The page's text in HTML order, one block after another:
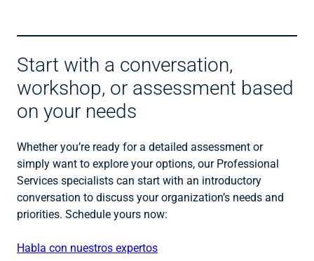
Start with a conversation,
workshop, or assessment based
on your needs
Whether you’re ready for a detailed assessment or
simply want to explore your options, our Professional
Services specialists can start with an introductory
conversation to discuss your organization’s needs and
priorities. Schedule yours now:
Habla con nuestros expertos